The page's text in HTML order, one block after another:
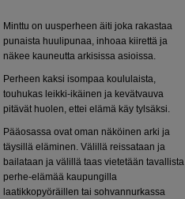
Minttu on uusperheen äiti joka rakastaa
punaista huulipunaa, inhoaa kiirettä ja
näkee kauneutta arkisissa asioissa.
Perheen kaksi isompaa koululaista,
touhukas leikki-ikäinen ja kevätvauva
pitävät huolen, ettei elämä käy tylsäksi.
Pääosassa ovat oman näköinen arki ja
täysillä eläminen. Välillä reissataan ja
bailataan ja välillä taas vietetään tavallista
perhe-elämää kaupungilla
laatikkopyöräillen tai sohvannurkassa